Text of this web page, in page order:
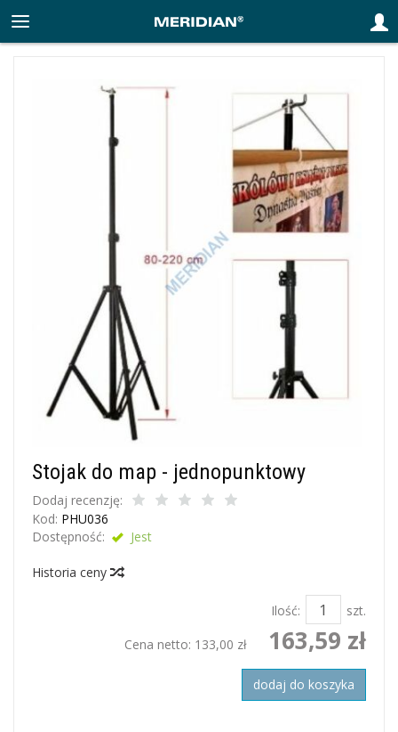
Stojak do map - jednopunktowy
Dodaj recenzję:
Kod: PHU036
Dostępność:
Jest
Historia ceny
Ilość:
szt.
Cena netto: 133,00 zł 163,59 zł
dodaj do koszyka